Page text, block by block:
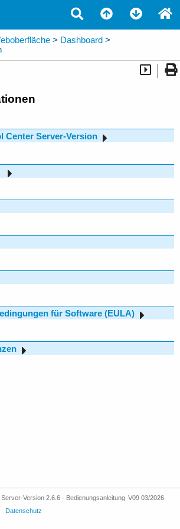
Version 2.6.6 - Bedienungsanleitung V09 03/2026
Datenschutz